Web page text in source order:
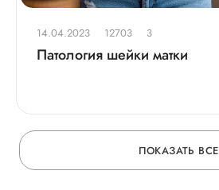
14.04.2023 12703 3
Патология шейки матки
ПОКАЗАТЬ ВСЕ